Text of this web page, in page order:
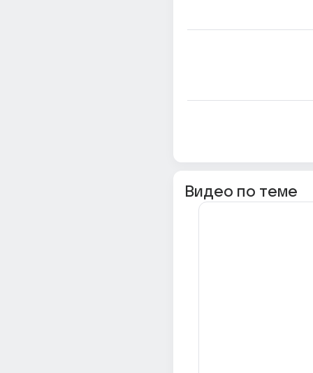
Видео по теме